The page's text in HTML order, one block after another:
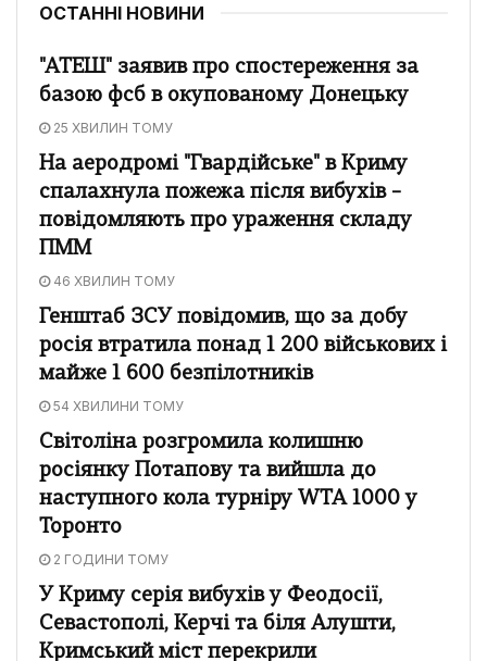
ОСТАННІ НОВИНИ
"АТЕШ" заявив про спостереження за
базою фсб в окупованому Донецьку
25 ХВИЛИН ТОМУ
На аеродромі "Гвардійське" в Криму
спалахнула пожежа після вибухів –
повідомляють про ураження складу
ПММ
46 ХВИЛИН ТОМУ
Генштаб ЗСУ повідомив, що за добу
росія втратила понад 1 200 військових і
майже 1 600 безпілотників
54 ХВИЛИНИ ТОМУ
Світоліна розгромила колишню
росіянку Потапову та вийшла до
наступного кола турніру WTA 1000 у
Торонто
2 ГОДИНИ ТОМУ
У Криму серія вибухів у Феодосії,
Севастополі, Керчі та біля Алушти,
Кримський міст перекрили